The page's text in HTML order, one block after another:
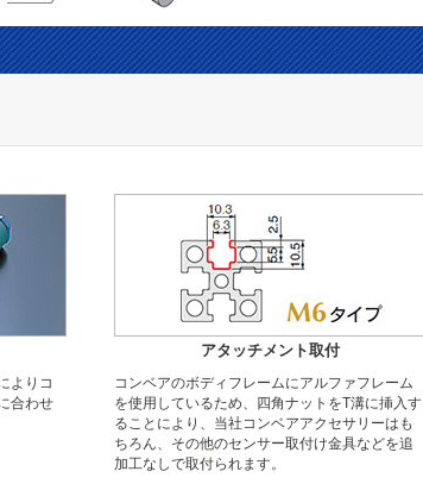
よりコ
合わせ
アタッチメント取付
コンベアのボディフレームにアルファフレーム
を使用しているため、四角ナットをT溝に挿入す
ることにより、当社コンベアアクセサリーはも
ちろん、その他のセンサー取付け金具などを追
加工なしで取付られます。